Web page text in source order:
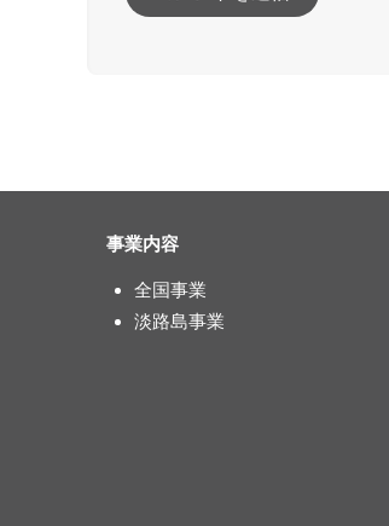
事業内容
全国事業
淡路島事業